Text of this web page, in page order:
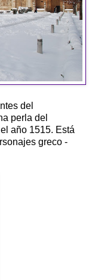
del
perla del
año 1515. Está
greco -